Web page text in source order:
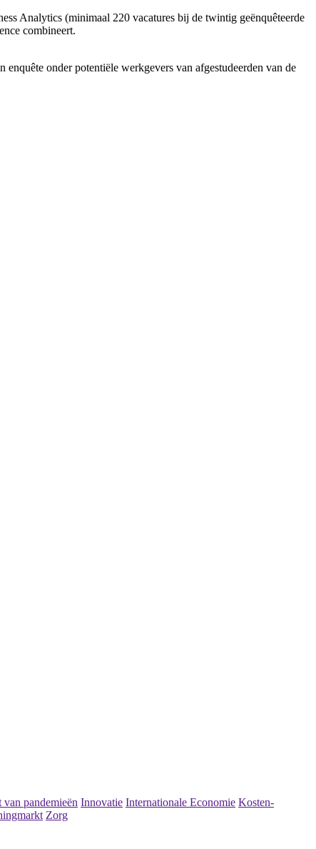
Analytics (minimaal 220 vacatures bij de twintig geënquêteerde
combineert.
onder potentiële werkgevers van afgestudeerden van de
van pandemieën Innovatie Internationale Economie Kosten-
Zorg